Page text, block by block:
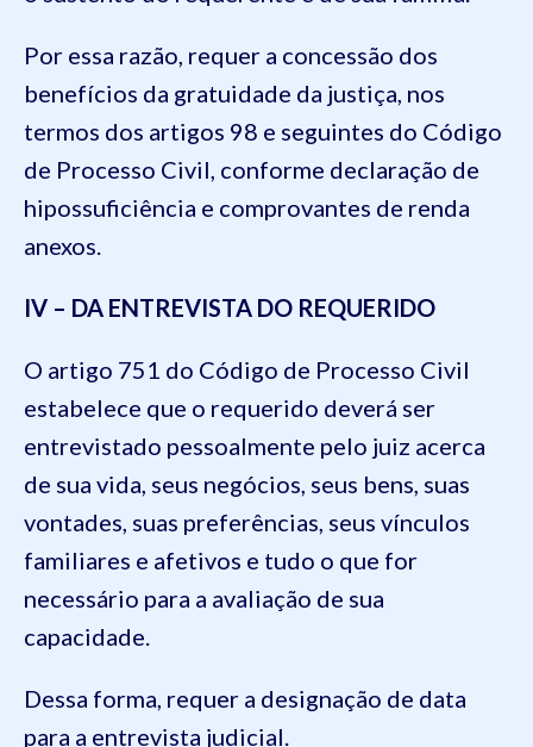
Por essa razão, requer a concessão dos
benefícios da gratuidade da justiça, nos
termos dos artigos 98 e seguintes do Código
de Processo Civil, conforme declaração de
hipossuficiência e comprovantes de renda
anexos.
IV – DA ENTREVISTA DO REQUERIDO
O artigo 751 do Código de Processo Civil
estabelece que o requerido deverá ser
entrevistado pessoalmente pelo juiz acerca
de sua vida, seus negócios, seus bens, suas
vontades, suas preferências, seus vínculos
familiares e afetivos e tudo o que for
necessário para a avaliação de sua
capacidade.
Dessa forma, requer a designação de data
para a entrevista judicial.